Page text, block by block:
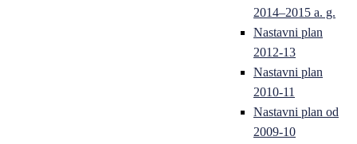
2014–2015 a. g.
Nastavni plan
2012-13
Nastavni plan
2010-11
Nastavni plan od
2009-10